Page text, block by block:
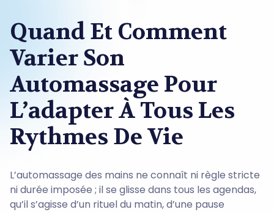
Quand Et Comment
Varier Son
Automassage Pour
L’adapter À Tous Les
Rythmes De Vie
L’automassage des mains ne connaît ni règle stricte
ni durée imposée ; il se glisse dans tous les agendas,
qu’il s’agisse d’un rituel du matin, d’une pause